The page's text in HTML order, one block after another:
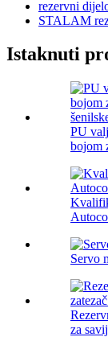
rezervni
STALAM
Istaknuti
PU
bojom
Servo
za